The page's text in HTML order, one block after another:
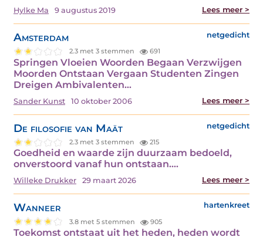
Hylke Ma 9 augustus 2019 Lees meer >
Amsterdam netgedicht
2.3 met 3 stemmen 691
Springen Vloeien Woorden Begaan Verzwijgen
Moorden Ontstaan Vergaan Studenten Zingen
Dreigen Ambivalenten…
Sander Kunst 10 oktober 2006 Lees meer >
De filosofie van Maät netgedicht
2.3 met 3 stemmen 215
Goedheid en waarde zijn duurzaam bedoeld,
onverstoord vanaf hun ontstaan.…
Willeke Drukker 29 maart 2026 Lees meer >
Wanneer hartenkreet
3.8 met 5 stemmen 905
Toekomst ontstaat uit het heden, heden wordt